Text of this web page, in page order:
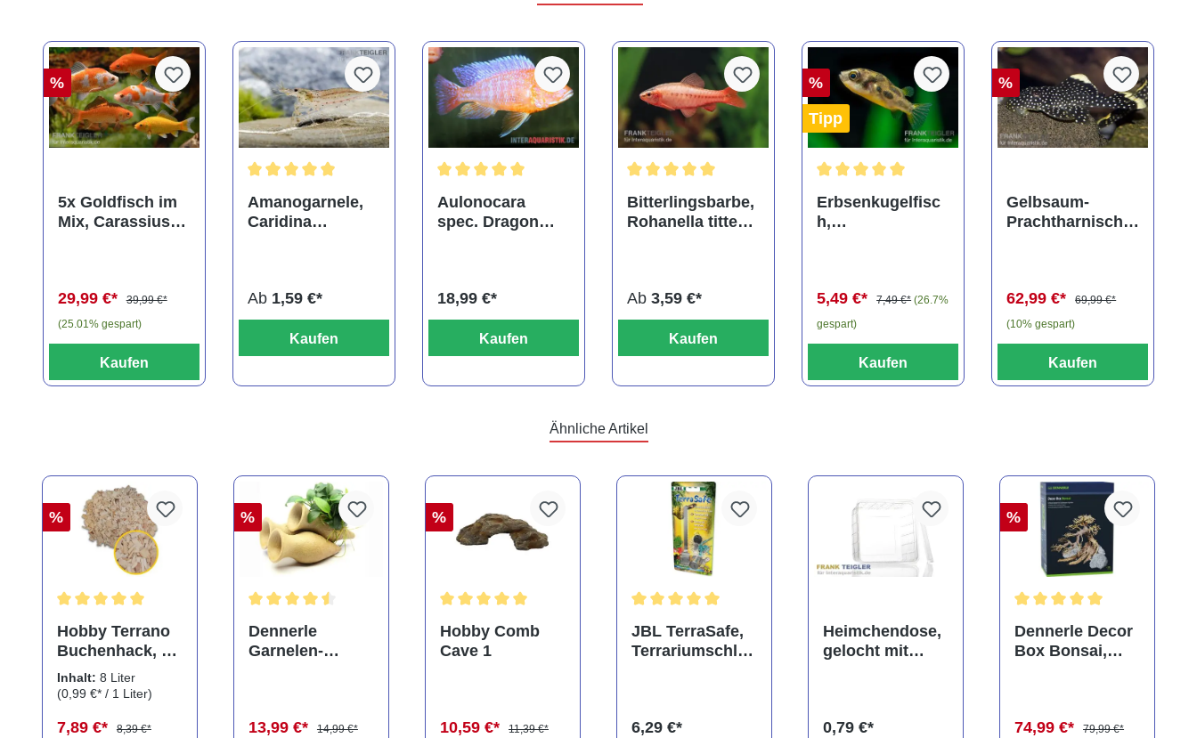
%
5x Goldfisch im
Mix, Carassius
29,99 €*
39,99 €*
(25.01% gespart)
Kaufen
Amanogarnele,
Caridina
Ab 1,59 €*
Kaufen
Aulonocara
spec. Dragon
18,99 €*
Kaufen
Bitterlingsbarbe,
Rohanella titteya,
Ab 3,59 €*
Kaufen
%
Tipp
Erbsenkugelfisc
h,
5,49 €*
7,49 €* (26.7%
gespart)
Kaufen
%
Gelbsaum-
Prachtharnischw
62,99 €*
69,99 €*
(10% gespart)
Kaufen
Ähnliche Artikel
%
Hobby Terrano
Buchenhack, 8
Liter
Inhalt: 8 Liter
(0,99 €* / 1 Liter)
7,89 €*
8,39 €*
%
Dennerle
Garnelen-
3er Tonamphore
13,99 €*
14,99 €*
%
Hobby Comb
Cave 1
10,59 €*
11,39 €*
JBL TerraSafe,
Terrariumschlos
6,29 €*
Heimchendose,
gelocht mit
0,79 €*
%
Dennerle Decor
Box Bonsai,
74,99 €*
79,99 €*